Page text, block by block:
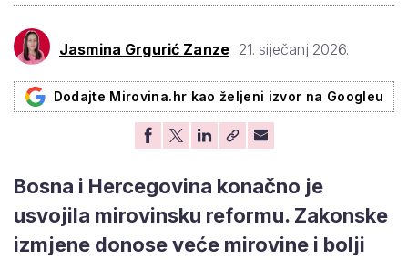
Jasmina Grgurić Zanze 21. siječanj 2026.
Dodajte Mirovina.hr kao željeni izvor na Googleu
Bosna i Hercegovina konačno je
usvojila mirovinsku reformu. Zakonske
izmjene donose veće mirovine i bolji